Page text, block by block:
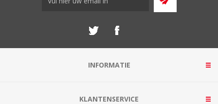
INFORMATIE
KLANTENSERVICE